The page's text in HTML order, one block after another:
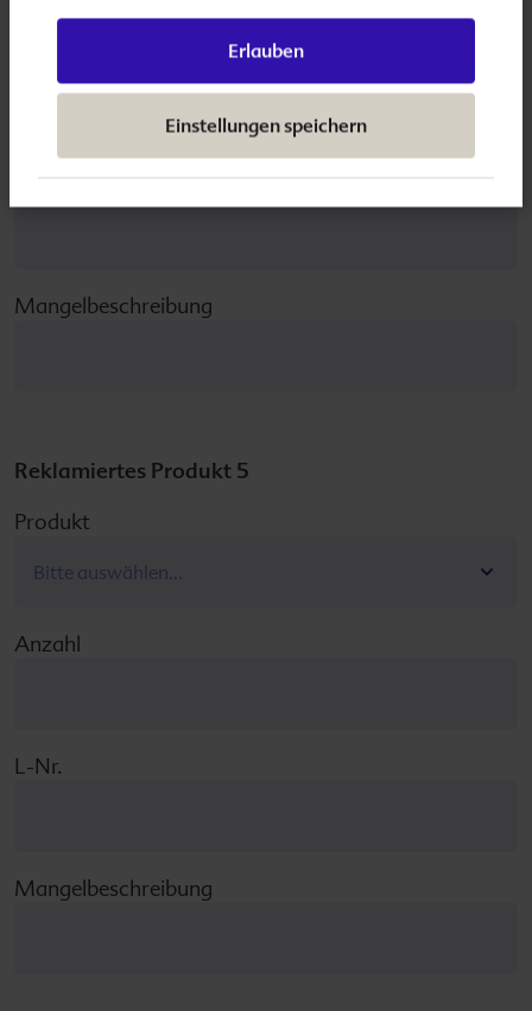
Erlauben
Einstellungen speichern
L-Nr.
Mangelbeschreibung
Reklamiertes Produkt 5
Produkt
Anzahl
L-Nr.
Mangelbeschreibung